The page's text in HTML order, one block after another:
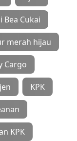
Cukai
merah hijau
Cargo
KPK
KPK